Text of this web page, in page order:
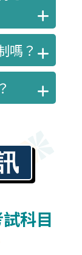
行官需
驗員、
作、教
非法律
嗎？
法警：
。
科目